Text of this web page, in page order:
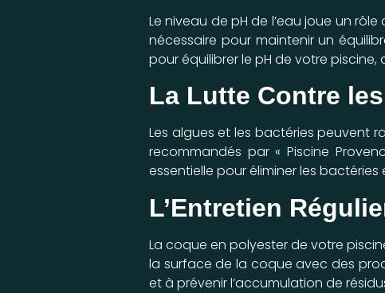
Le niveau de pH de l’eau joue un
nécessaire pour maintenir un
pour équilibrer le pH de votre
La Lutte Contre
Les algues et les bactéries peuvent
recommandés par « Piscine
essentielle pour éliminer les
L’Entretien
La coque en polyester de votre
la surface de la coque avec des
et à prévenir l’accumulation de